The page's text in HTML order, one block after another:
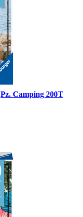
Pz. Camping 200T